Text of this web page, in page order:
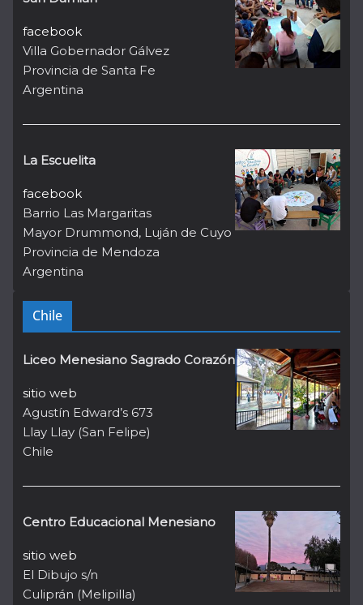
facebook
Villa Gobernador Gálvez
Provincia de Santa Fe
Argentina
La Escuelita
facebook
Barrio Las Margaritas
Mayor Drummond, Luján de Cuyo
Provincia de Mendoza
Argentina
Chile
Liceo Menesiano Sagrado Corazón
sitio web
Agustín Edward’s 673
Llay Llay (San Felipe)
Chile
Centro Educacional Menesiano
sitio web
El Dibujo s/n
Culiprán (Melipilla)